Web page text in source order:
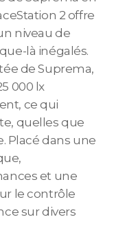
2 offre
niveau de
là inégalés.
de Suprema,
000 lx
ce qui
quelles que
Placé dans une
et une
le contrôle
sur divers